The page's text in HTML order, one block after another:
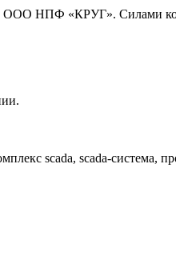
и ООО НПФ «КРУГ». Силами
scada, scada-система,